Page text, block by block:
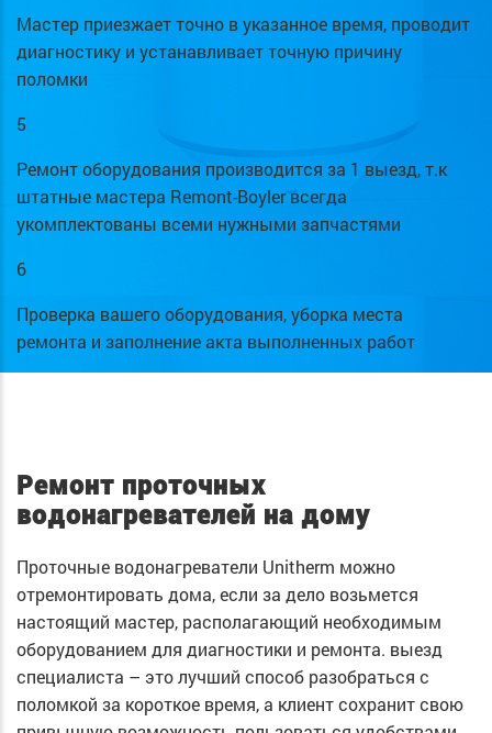
Мастер приезжает точно в указанное время, проводит
диагностику и устанавливает точную причину
поломки
5
Ремонт оборудования производится за 1 выезд, т.к
штатные мастера Remont-Boyler всегда
укомплектованы всеми нужными запчастями
6
Проверка вашего оборудования, уборка места
ремонта и заполнение акта выполненных работ
Ремонт проточных
водонагревателей на дому
Проточные водонагреватели Unitherm можно
отремонтировать дома, если за дело возьмется
настоящий мастер, располагающий необходимым
оборудованием для диагностики и ремонта. выезд
специалиста – это лучший способ разобраться с
поломкой за короткое время, а клиент сохранит свою